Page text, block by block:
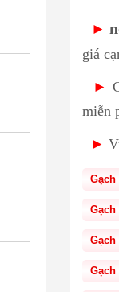
►
giá
►
miễn
►
Gạch
Gạch
Gạch
Gạch